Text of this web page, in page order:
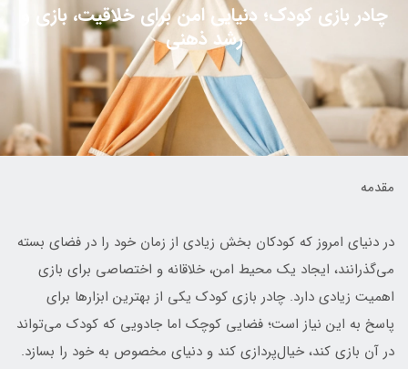
چادر بازی کودک؛ دنیایی امن برای خلاقیت، بازی و
رشد ذهنی
مقدمه
در دنیای امروز که کودکان بخش زیادی از زمان خود را در فضای بسته
می‌گذرانند، ایجاد یک محیط امن، خلاقانه و اختصاصی برای بازی
اهمیت زیادی دارد. چادر بازی کودک یکی از بهترین ابزارها برای
پاسخ به این نیاز است؛ فضایی کوچک اما جادویی که کودک می‌تواند
در آن بازی کند، خیال‌پردازی کند و دنیای مخصوص به خود را بسازد.